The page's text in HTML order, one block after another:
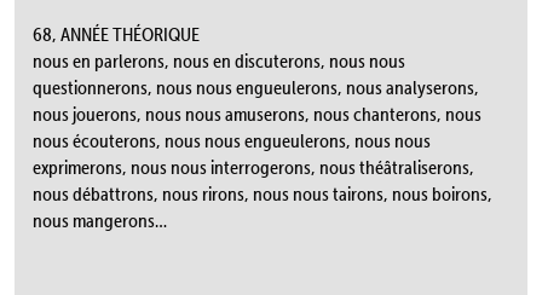
68, ANNÉE THÉORIQUE
nous en parlerons, nous en discuterons, nous nous
questionnerons, nous nous engueulerons, nous analyserons,
nous jouerons, nous nous amuserons, nous chanterons, nous
nous écouterons, nous nous engueulerons, nous nous
exprimerons, nous nous interrogerons, nous théâtraliserons,
nous débattrons, nous rirons, nous nous tairons, nous boirons,
nous mangerons…